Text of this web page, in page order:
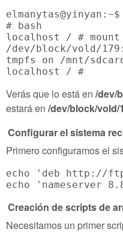
# bash
localhost / #
/dev/block/vold/
tmpfs on /mnt/
Verás que lo está en /dev/
estará en /dev/block/vold/
Configurar el sistema
Primero configuramos el
echo 'deb http://
Creación de scripts de
Necesitamos un primer